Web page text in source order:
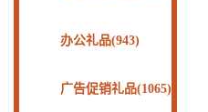
办公礼品(943)
广告促销礼品(1065)